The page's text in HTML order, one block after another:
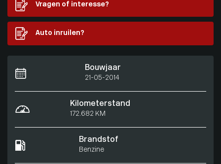
Vragen of interesse?
Auto inruilen?
Bouwjaar
21-05-2014
Kilometerstand
172.682 KM
Brandstof
Benzine